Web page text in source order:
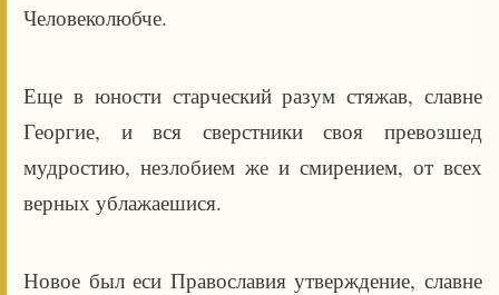
Человеколюбче.
Еще в юности старческий разум стяжав, славне
Георгие, и вся сверстники своя превозшед
мудростию, незлобием же и смирением, от всех
верных ублажаешися.
Новое был еси Православия утверждение, славне